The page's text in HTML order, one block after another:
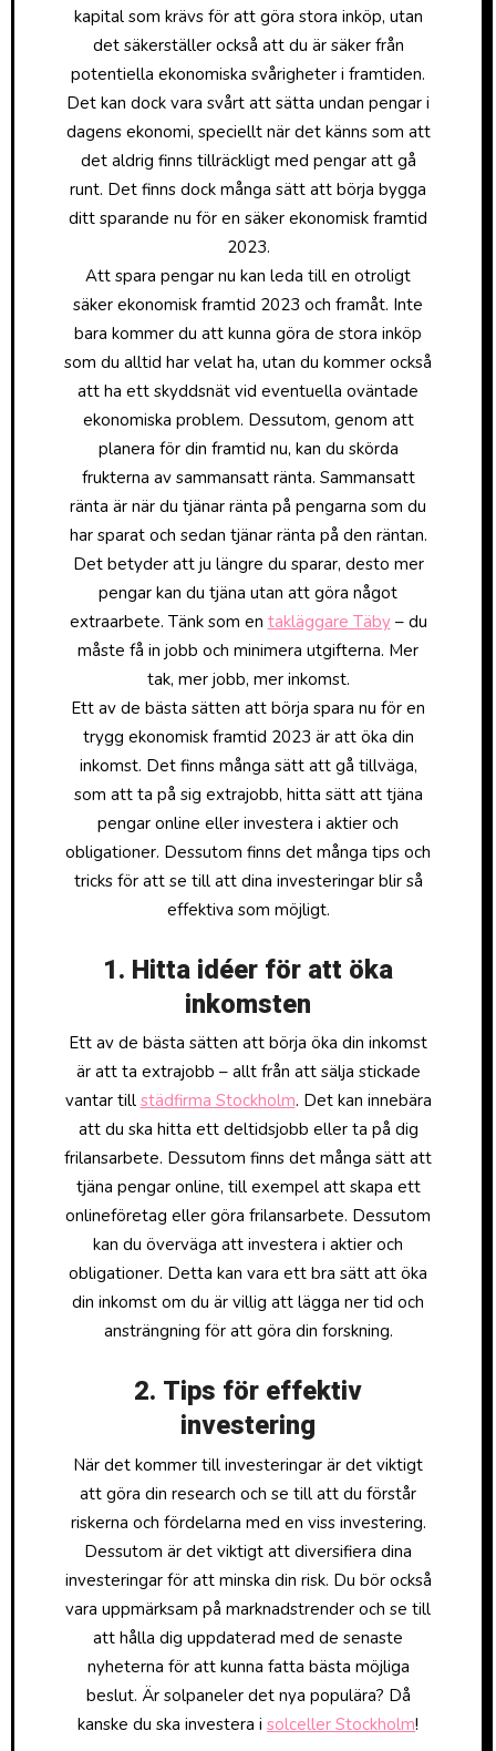
kapital som krävs för att göra stora inköp, utan
det säkerställer också att du är säker från
potentiella ekonomiska svårigheter i framtiden.
Det kan dock vara svårt att sätta undan pengar i
dagens ekonomi, speciellt när det känns som att
det aldrig finns tillräckligt med pengar att gå
runt. Det finns dock många sätt att börja bygga
ditt sparande nu för en säker ekonomisk framtid
2023.
Att spara pengar nu kan leda till en otroligt
säker ekonomisk framtid 2023 och framåt. Inte
bara kommer du att kunna göra de stora inköp
som du alltid har velat ha, utan du kommer också
att ha ett skyddsnät vid eventuella oväntade
ekonomiska problem. Dessutom, genom att
planera för din framtid nu, kan du skörda
frukterna av sammansatt ränta. Sammansatt
ränta är när du tjänar ränta på pengarna som du
har sparat och sedan tjänar ränta på den räntan.
Det betyder att ju längre du sparar, desto mer
pengar kan du tjäna utan att göra något
extraarbete. Tänk som en takläggare Täby– du
måste få in jobb och minimera utgifterna. Mer
tak, mer jobb, mer inkomst.
Ett av de bästa sätten att börja spara nu för en
trygg ekonomisk framtid 2023 är att öka din
inkomst. Det finns många sätt att gå tillväga,
som att ta på sig extrajobb, hitta sätt att tjäna
pengar online eller investera i aktier och
obligationer. Dessutom finns det många tips och
tricks för att se till att dina investeringar blir så
effektiva som möjligt.
1. Hitta idéer för att öka
inkomsten
Ett av de bästa sätten att börja öka din inkomst
är att ta extrajobb – allt från att sälja stickade
vantar till städfirma Stockholm. Det kan innebära
att du ska hitta ett deltidsjobb eller ta på dig
frilansarbete. Dessutom finns det många sätt att
tjäna pengar online, till exempel att skapa ett
onlineföretag eller göra frilansarbete. Dessutom
kan du överväga att investera i aktier och
obligationer. Detta kan vara ett bra sätt att öka
din inkomst om du är villig att lägga ner tid och
ansträngning för att göra din forskning.
2. Tips för effektiv
investering
När det kommer till investeringar är det viktigt
att göra din research och se till att du förstår
riskerna och fördelarna med en viss investering.
Dessutom är det viktigt att diversifiera dina
investeringar för att minska din risk. Du bör också
vara uppmärksam på marknadstrender och se till
att hålla dig uppdaterad med de senaste
nyheterna för att kunna fatta bästa möjliga
beslut. Är solpaneler det nya populära? Då
kanske du ska investera i solceller Stockholm!